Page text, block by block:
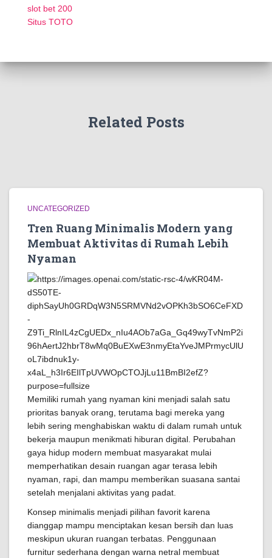
slot bet 200
Situs TOTO
Related Posts
UNCATEGORIZED
Tren Ruang Minimalis Modern yang
Membuat Aktivitas di Rumah Lebih
Nyaman
Memiliki rumah yang nyaman kini menjadi salah satu
prioritas banyak orang, terutama bagi mereka yang
lebih sering menghabiskan waktu di dalam rumah untuk
bekerja maupun menikmati hiburan digital. Perubahan
gaya hidup modern membuat masyarakat mulai
memperhatikan desain ruangan agar terasa lebih
nyaman, rapi, dan mampu memberikan suasana santai
setelah menjalani aktivitas yang padat.
Konsep minimalis menjadi pilihan favorit karena
dianggap mampu menciptakan kesan bersih dan luas
meskipun ukuran ruangan terbatas. Penggunaan
furnitur sederhana dengan warna netral membuat